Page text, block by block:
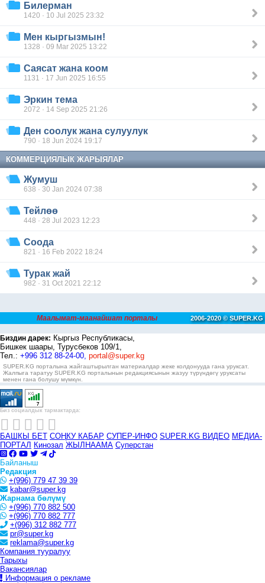
Билерман
1420 · 10 Jul 2025 23:32
Мен кыргызмын!
1328 · 09 Mar 2025 13:22
Саясат жана коом
1131 · 17 Jun 2025 16:55
Эркин тема
2072 · 14 Sep 2025 21:26
Ден соолук жана сулуулук
790 · 18 Jun 2024 19:17
КОММЕРЦИЯЛЫК ЖАРЫЯЛАР
Жумуш
638 · 30 Jan 2024 07:38
Тейлөө
448 · 28 Jul 2023 12:23
Соода
821 · 16 Feb 2022 18:24
Турак жай
982 · 31 Oct 2021 22:12
Маалымат-маанайшат порталы 2006-2020 © SUPER.KG
Биздин дарек: Кыргыз Республикасы,
Бишкек шаары, Турусбеков 109/1,
Тел.: +996 312 88-24-00, portal@super.kg
SUPER.KG порталына жайгаштырылган материалдар жеке колдонууда гана уруксат.
Жалпыга таратуу SUPER.KG порталынын редакциясынын жазуу түрүндөгү уруксаты
менен гана болушу мүмкүн.
Биз социалдык тармактарда:
БАШКЫ БЕТ СОҢКУ КАБАР СУПЕР-ИНФО SUPER.KG ВИДЕО МЕДИА-
ПОРТАЛ Кинозал ЖЫЛНААМА Суперстан
Байланыш
Редакция
+(996) 779 47 39 39
kabar@super.kg
Жарнама бөлүмү
+(996) 770 882 500
+(996) 770 882 777
+(996) 312 882 777
pr@super.kg
reklama@super.kg
Компания тууралуу
Тарыхы
Вакансиялар
Информация о рекламе